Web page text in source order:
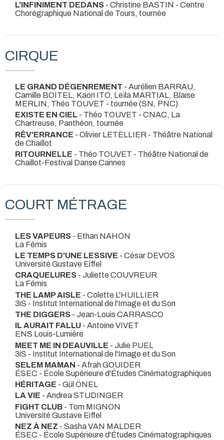
L'INFINIMENT DEDANS - Christine BASTIN - Centre
Chorégraphique National de Tours, tournée
CIRQUE
LE GRAND DÉGENREMENT - Aurélien BARRAU,
Camille BOITEL, Kaori ITO, Leïla MARTIAL, Blaise
MERLIN, Théo TOUVET - tournée (SN, PNC)
EXISTE EN CIEL - Théo TOUVET - CNAC, La
Chartreuse, Panthéon, tournée
RÊV'ERRANCE - Olivier LETELLIER - Théâtre National
de Chaillot
RITOURNELLE - Théo TOUVET - Théâtre National de
Chaillot-Festival Danse Cannes
COURT MÉTRAGE
LES VAPEURS - Ethan NAHON
La Fémis
LE TEMPS D'UNE LESSIVE - César DEVOS
Université Gustave Eiffel
CRAQUELURES - Juliette COUVREUR
La Fémis
THE LAMP AISLE - Colette L'HUILLIER
3iS - Institut International de l'Image et du Son
THE DIGGERS - Jean-Louis CARRASCO
IL AURAIT FALLU - Antoine VIVET
ENS Louis-Lumière
MEET ME IN DEAUVILLE - Julie PUEL
3iS - Institut International de l'Image et du Son
SELEM MAMAN - Afrah GOUIDER
ÉSEC - École Supérieure d'Études Cinématographiques
HÉRITAGE - Gül ÖNEL
LA VIE - Andrea STUDINGER
FIGHT CLUB - Tom MIGNON
Université Gustave Eiffel
NEZ À NEZ - Sasha VAN MALDER
ÉSEC - École Supérieure d'Études Cinématographiques